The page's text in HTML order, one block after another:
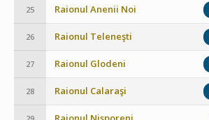
25 Raionul Anenii Noi
26 Raionul Teleneşti
27 Raionul Glodeni
28 Raionul Calaraşi